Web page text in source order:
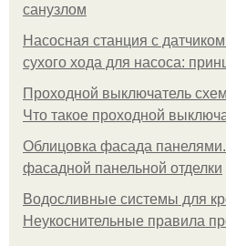
санузлом
Насосная станция с
сухого хода для насоса:
Проходной выключатель
Что такое проходной
Облицовка фасада
фасадной панельной отделки
Водосливные системы для
Неукоснительные правила